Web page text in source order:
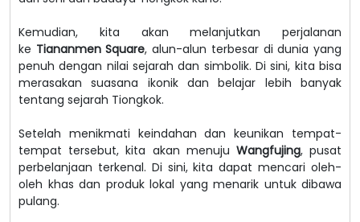
Kemudian, kita akan melanjutkan perjalanan
ke Tiananmen Square, alun-alun terbesar di dunia yang
penuh dengan nilai sejarah dan simbolik. Di sini, kita bisa
merasakan suasana ikonik dan belajar lebih banyak
tentang sejarah Tiongkok.
Setelah menikmati keindahan dan keunikan tempat-
tempat tersebut, kita akan menuju Wangfujing, pusat
perbelanjaan terkenal. Di sini, kita dapat mencari oleh-
oleh khas dan produk lokal yang menarik untuk dibawa
pulang.